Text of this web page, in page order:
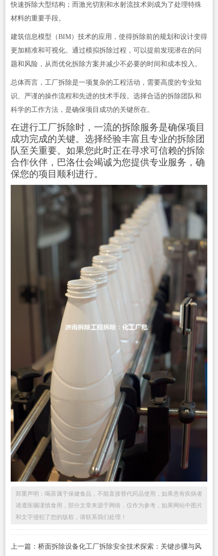
快速拆除大型结构；而激光切割和水射流技术则成为了处理特殊
材料的重要手段。
建筑信息模型（BIM）技术的应用，使得拆除前的规划和设计变得
更加精准和可视化。通过模拟拆除过程，可以提前发现潜在的问
题和风险，从而优化拆除方案并减少不必要的时间和成本投入。
总体而言，工厂拆除是一项复杂的工程活动，需要高度的专业知
识、严谨的操作流程和先进的技术手段。选择合适的拆除团队和
科学的工作方法，是确保项目成功的关键所在。
在进行工厂拆除时，一流的拆除服务是确保项目
成功完成的关键。选择经验丰富且专业的拆除团
队至关重要。如果您此时正在寻求可信赖的拆除
合作伙伴，巴洛仕会竭诚为您提供专业服务，确
保您的项目顺利进行。
郑重声明：喝茶属于保健食品，不能直接替代药品使用，如果患有疾病者
请遵医嘱谨慎食用，部分文章来源于网络，仅作为参考，如果网站中图片
和文字侵犯了您的版权，请联系我们处理！
上一篇：桥面拆除设备化工厂拆除安全技术探索：关键步骤与风